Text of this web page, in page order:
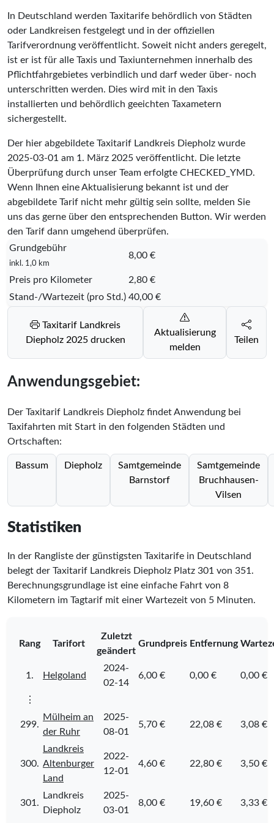
In Deutschland werden Taxitarife behördlich von Städten
oder Landkreisen festgelegt und in der offiziellen
Tarifverordnung veröffentlicht. Soweit nicht anders geregelt,
ist er ist für alle Taxis und Taxiunternehmen innerhalb des
Pflichtfahrgebietes verbindlich und darf weder über- noch
unterschritten werden. Dies wird mit in den Taxis
installierten und behördlich geeichten Taxametern
sichergestellt.
Der hier abgebildete Taxitarif Landkreis Diepholz wurde
2025-03-01 am 1. März 2025 veröffentlicht. Die letzte
Überprüfung durch unser Team erfolgte CHECKED_YMD.
Wenn Ihnen eine Aktualisierung bekannt ist und der
abgebildete Tarif nicht mehr gültig sein sollte, melden Sie
uns das gerne über den entsprechenden Button. Wir werden
den Tarif dann umgehend überprüfen.
Grundgebühr
inkl. 1,0 km
8,00 €
Preis pro Kilometer
2,80 €
Stand-/Wartezeit (pro Std.) 40,00 €
Taxitarif Landkreis
Diepholz 2025 drucken
Aktualisierung
melden
Teilen
Anwendungsgebiet:
Der Taxitarif Landkreis Diepholz findet Anwendung bei
Taxifahrten mit Start in den folgenden Städten und
Ortschaften:
Bassum Diepholz
Samtgemeinde
Barnstorf
Samtgemeinde
Bruchhausen-
Vilsen
Statistiken
In der Rangliste der günstigsten Taxitarife in Deutschland
belegt der Taxitarif Landkreis Diepholz Platz 301 von 351.
Berechnungsgrundlage ist eine einfache Fahrt von 8
Kilometern im Tagtarif mit einer Wartezeit von 5 Minuten.
Rang Tarifort
Zuletzt
geändert
Grundpreis Entfernung
1. Helgoland
2024-
02-14
6,00 € 0,00 € 0,00 €
⋮
299.
Mülheim an
der Ruhr
2025-
08-01
5,70 € 22,08 € 3,08 €
300.
Landkreis
Altenburger
Land
2022-
12-01
4,60 € 22,80 € 3,50 €
301.
Landkreis
Diepholz
2025-
03-01
8,00 € 19,60 € 3,33 €